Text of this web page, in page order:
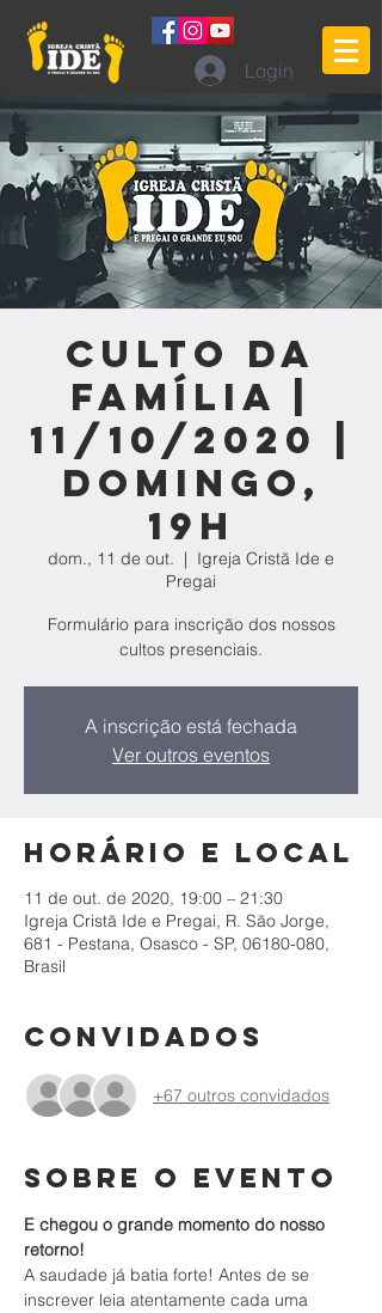
Login
Culto da
Família |
11/10/2020 |
Domingo,
19h
dom., 11 de out.
  |
Igreja Cristã Ide e
Pregai
Formulário para inscrição dos nossos
cultos presenciais.
A inscrição está fechada
Ver outros eventos
Horário e local
11 de out. de 2020, 19:00 – 21:30
Igreja Cristã Ide e Pregai, R. São Jorge,
681 - Pestana, Osasco - SP, 06180-080,
Brasil
Convidados
+67 outros convidados
Sobre o evento
E chegou o grande momento do nosso
retorno!
A saudade já batia forte! Antes de se
inscrever leia atentamente cada uma